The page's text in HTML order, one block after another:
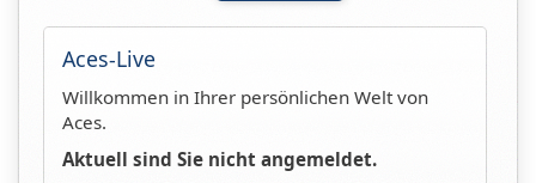
Aces-Live
Willkommen in Ihrer persönlichen Welt von
Aces.
Aktuell sind Sie nicht angemeldet.